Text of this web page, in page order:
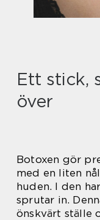
Ett stick,
över
Botoxen gör
med en liten
huden. I den
sprutar in.
önskvärt ställe